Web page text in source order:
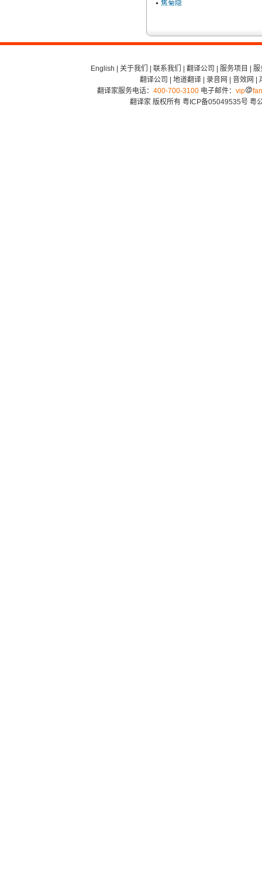
焦菊隐
English 关于我们 联系我们 翻译公司 服务项目
服
翻译公司
地道翻译| 录音网 音效网
翻译家服务电话： 400-700-3100电子邮件： vip
翻译家 版权所有 粤ICP备05049535号 粤